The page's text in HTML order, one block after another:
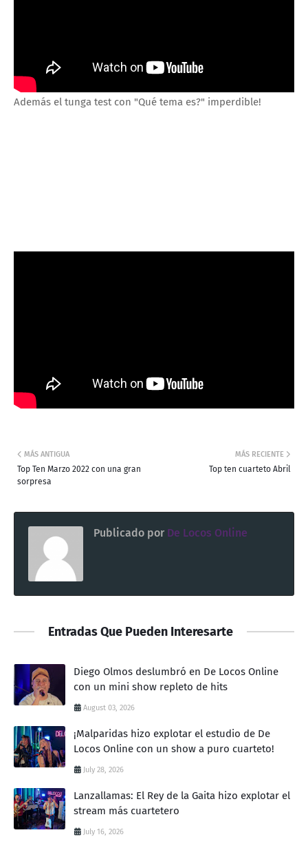
Además el tunga test con "Qué tema es?" imperdible!
MÁS RECIENTE
Top ten cuarteto Abril
MÁS ANTIGUA
Top Ten Marzo 2022 con una gran
sorpresa
Publicado por De Locos Online
Entradas Que Pueden Interesarte
Diego Olmos deslumbró en De Locos Online
con un mini show repleto de hits
August 03, 2026
¡Malparidas hizo explotar el estudio de De
Locos Online con un show a puro cuarteto!
July 28, 2026
Lanzallamas: El Rey de la Gaita hizo explotar el
stream más cuartetero
July 16, 2026